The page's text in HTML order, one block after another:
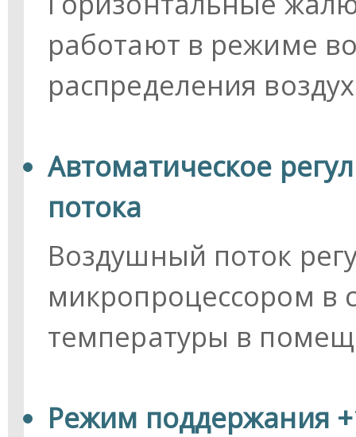
работают в режиме
распределения
Автоматическое
потока
Воздушный поток
микропроцессором в
температуры в
Режим поддержания